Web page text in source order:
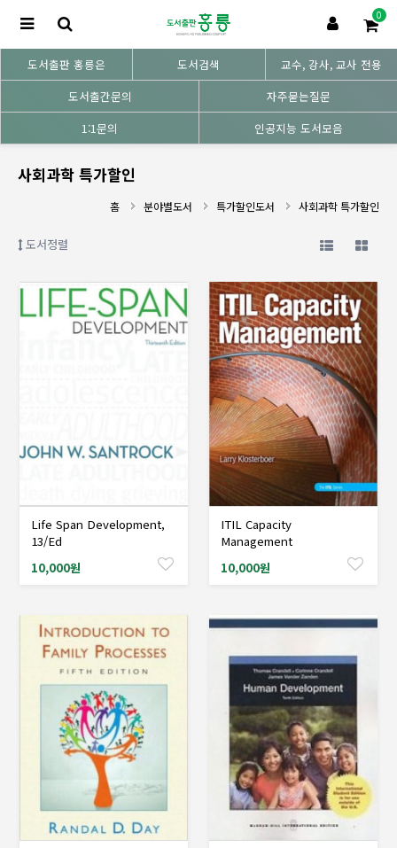
0
도서출판 홍릉은 도서검색
교수, 강사, 교사 전용
도서출간문의
자주묻는질문
1:1문의
인공지능 도서모음
사회과학 특가할인
홈 분야별도서 특가할인도서 사회과학 특가할인
도서정렬
샘플도서신청
Life Span Development,
13/Ed
10,000원
샘플도서신청
ITIL Capacity
Management
10,000원